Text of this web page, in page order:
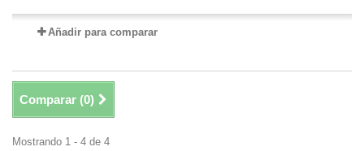
Añadir para comparar
Comparar (0)
Mostrando 1 - 4 de 4